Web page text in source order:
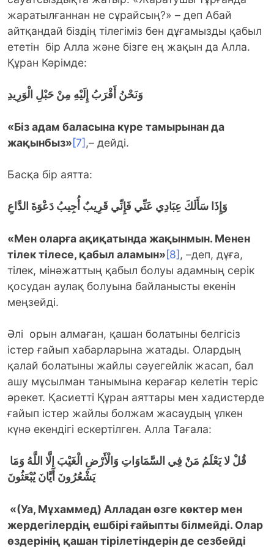
жаратылғаннан не сұрайсың?» – деп Абай
айтқандай біздің тілегіміз бен дұғамызды қабыл
ететін бір Алла және бізге ең жақын да Алла.
Құран Кәрімде:
وَنَحْنُ أَقْرَبُ إِلَيْهِ مِنْ حَبْلِ الْوَرِيدِ
«Біз адам баласына күре тамырынан да
жақынбыз»[7],– дейді.
Басқа бір аятта:
وَإِذَا سَأَلَكَ عِبَادِي عَنِّي فَإِنِّي قَرِيبٌ أُجِيبُ دَعْوَةَ الدَّاعِ
«Мен оларға ақиқатында жақынмын. Менен
тілек тілесе, қабыл аламын»[8], –деп, дұға,
тілек, мінәжаттың қабыл болуы адамның серік
қосудан аулақ болуына байланысты екенін
меңзейді.
Әлі орын алмаған, қашан болатыны белгісіз
істер ғайып хабарларына жатады. Олардың
қалай болатыны жайлы сәуегейлік жасап, бал
ашу мұсылман танымына керағар келетін теріс
әрекет. Қасиетті Құран аяттары мен хадистерде
ғайып істер жайлы болжам жасаудың үлкен
күнә екендігі ескертілген. Алла Тағала:
قُلْ لا يَعْلَمُ مَنْ فِي السَّمَاوَاتِ وَالْأَرْضِ الْغَيْبَ إِلَّا اللَّهُ وَمَا
يَشْعُرُونَ أَيَّانَ يُبْعَثُونَ
«(Уа, Мұхаммед) Алладан өзге көктер мен
жердегілердің ешбірі ғайыпты білмейді. Олар
өздерінің қашан тірілетіндерін де сезбейді